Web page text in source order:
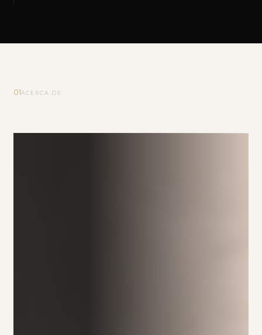
01ACERCA DE